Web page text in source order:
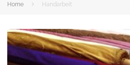
Home Handarbeit